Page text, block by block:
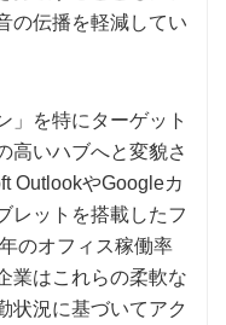
の伝播を軽減してい
」を特にターゲット
高いハブへと変貌さ
OutlookやGoogleカ
レットを搭載したフ
のオフィス稼働率
業はこれらの柔軟な
状況に基づいてアク